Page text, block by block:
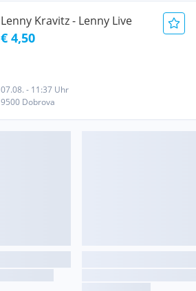
Lenny Kravitz - Lenny Live
€ 4,50
07.08. - 11:37 Uhr
9500 Dobrova